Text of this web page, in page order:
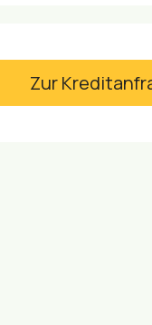
Zur